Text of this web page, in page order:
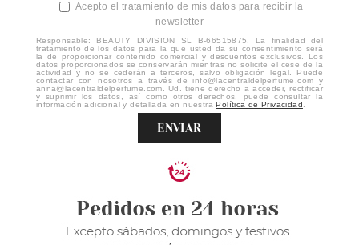
Acepto el tratamiento de mis datos para recibir la
newsletter
Responsable: BEAUTY DIVISION SL B-66515875. La finalidad del
tratamiento de los datos para la que usted da su consentimiento será
la de proporcionar contenido comercial y descuentos exclusivos. Los
datos proporcionados se conservarán mientras no solicite el cese de la
actividad y no se cederán a terceros, salvo obligación legal. Puede
contactar con nosotros a través de info@lacentraldelperfume.com y
anna@lacentraldelperfume.com. Ud. tiene derecho a acceder, rectificar
y suprimir los datos, así como otros derechos, puede consultar la
información adicional y detallada en nuestraPolítica de Privacidad
ENVIAR